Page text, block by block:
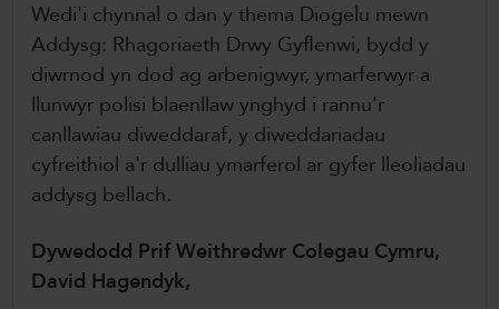
Wedi'i chynnal o dan y thema Diogelu mewn
Addysg: Rhagoriaeth Drwy Gyflenwi, bydd y
diwrnod yn dod ag arbenigwyr, ymarferwyr a
llunwyr polisi blaenllaw ynghyd i rannu'r
canllawiau diweddaraf, y diweddariadau
cyfreithiol a'r dulliau ymarferol ar gyfer lleoliadau
addysg bellach.
Dywedodd Prif Weithredwr Colegau Cymru,
David Hagendyk,